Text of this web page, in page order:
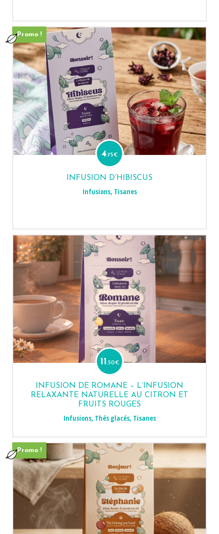
Promo !
4.75€
INFUSION D’HIBISCUS
Infusions, Tisanes
11 .50€
INFUSION DE ROMANE – L’INFUSION
RELAXANTE NATURELLE AU CITRON ET
FRUITS ROUGES
Infusions, Thés glacés, Tisanes
Promo !